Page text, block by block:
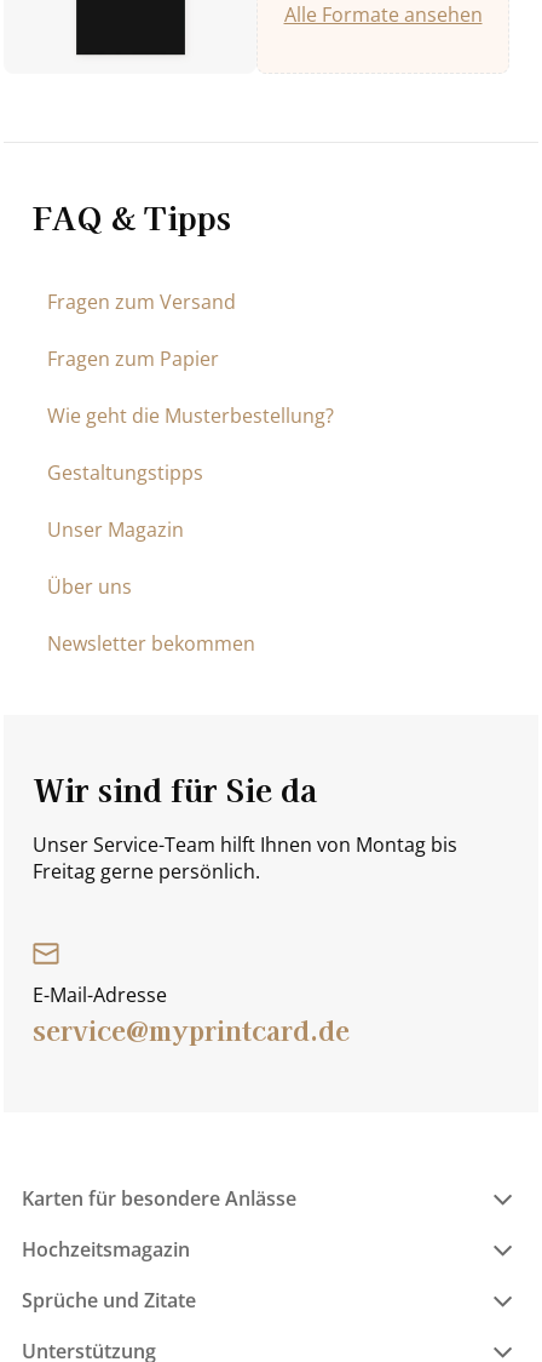
Alle Formate ansehen
FAQ & Tipps
Fragen zum Versand
Fragen zum Papier
Wie geht die Musterbestellung?
Gestaltungstipps
Unser Magazin
Über uns
Newsletter bekommen
Wir sind für Sie da
Unser Service-Team hilft Ihnen von Montag bis
Freitag gerne persönlich.
E-Mail-Adresse
service@myprintcard.de
Karten für besondere Anlässe
Hochzeitsmagazin
Sprüche und Zitate
Unterstützung